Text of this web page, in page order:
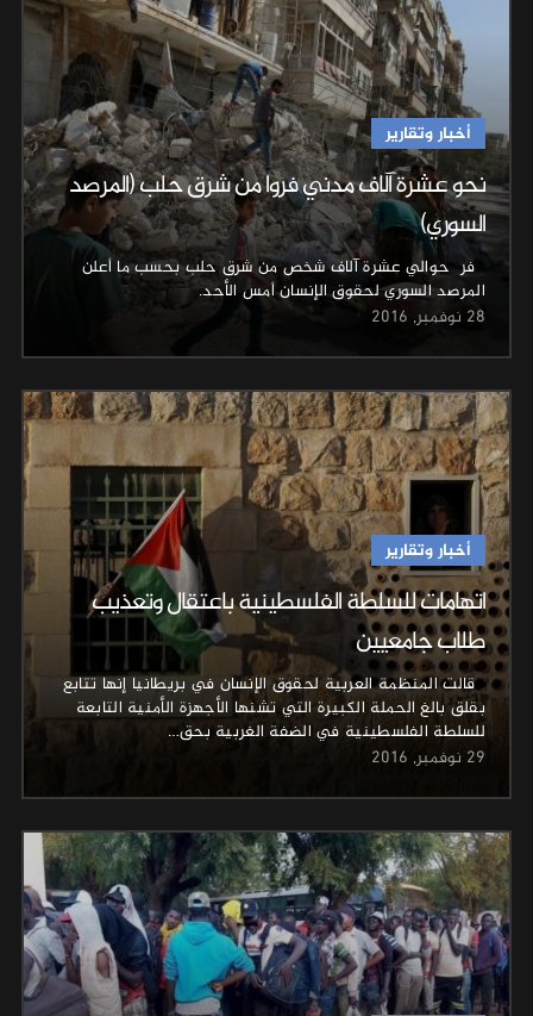
أخبار وتقارير
نحو عشرة آلاف مدني فروا من شرق حلب (المرصد
السوري)
فر حوالي عشرة آلاف شخص من شرق حلب بحسب ما أعلن
المرصد السوري لحقوق الإنسان أمس الأحد.
28 نوفمبر, 2016
أخبار وتقارير
اتهامات للسلطة الفلسطينية باعتقال وتعذيب
طلاب جامعيين
قالت المنظمة العربية لحقوق الإنسان في بريطانيا إنها تتابع
بقلق بالغ الحملة الكبيرة التي تشنها الأجهزة الأمنية التابعة
للسلطة الفلسطينية في الضفة الغربية بحق…
29 نوفمبر, 2016